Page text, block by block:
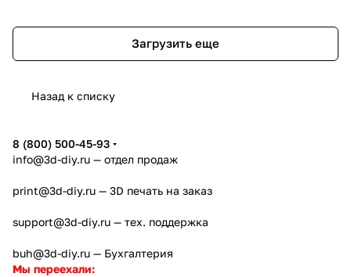
Загрузить еще
Назад к списку
8 (800) 500-45-93
info@3d-diy.ru — отдел продаж
print@3d-diy.ru — 3D печать на заказ
support@3d-diy.ru — тех. поддержка
buh@3d-diy.ru — Бухгалтерия
Мы переехали: